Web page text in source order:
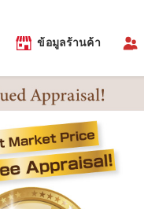
ข้อมูลร้านค้า